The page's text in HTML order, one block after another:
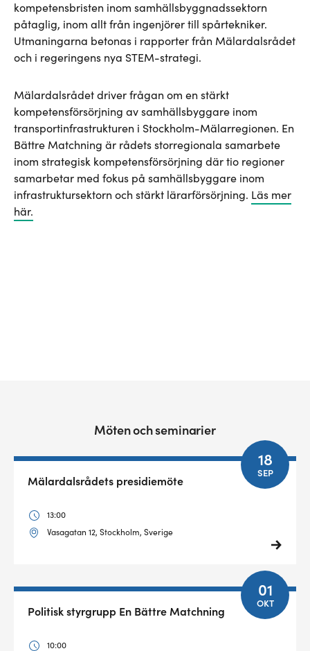
kompetensbristen inom samhällsbyggnadssektorn
påtaglig, inom allt från ingenjörer till spårtekniker.
Utmaningarna betonas i rapporter från Mälardalsrådet
och i regeringens nya STEM-strategi.
Mälardalsrådet driver frågan om en stärkt
kompetensförsörjning av samhällsbyggare inom
transportinfrastrukturen i Stockholm-Mälarregionen. En
Bättre Matchning är rådets storregionala samarbete
inom strategisk kompetensförsörjning där tio regioner
samarbetar med fokus på samhällsbyggare inom
infrastruktursektorn och stärkt lärarförsörjning. Läs mer
här.
Möten och seminarier
18
SEP
Mälardalsrådets presidiemöte
13:00
Vasagatan 12, Stockholm, Sverige
01
OKT
Politisk styrgrupp En Bättre Matchning
10:00